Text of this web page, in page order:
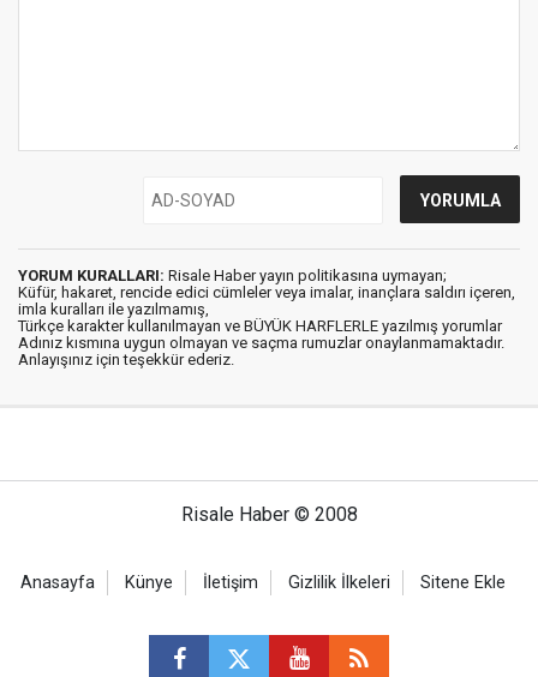
YORUM KURALLARI: Risale Haber yayın politikasına uymayan;
Küfür, hakaret, rencide edici cümleler veya imalar, inançlara saldırı içeren,
imla kuralları ile yazılmamış,
Türkçe karakter kullanılmayan ve BÜYÜK HARFLERLE yazılmış yorumlar
Adınız kısmına uygun olmayan ve saçma rumuzlar onaylanmamaktadır.
Anlayışınız için teşekkür ederiz.
Risale Haber © 2008
Anasayfa Künye İletişim Gizlilik İlkeleri Sitene Ekle